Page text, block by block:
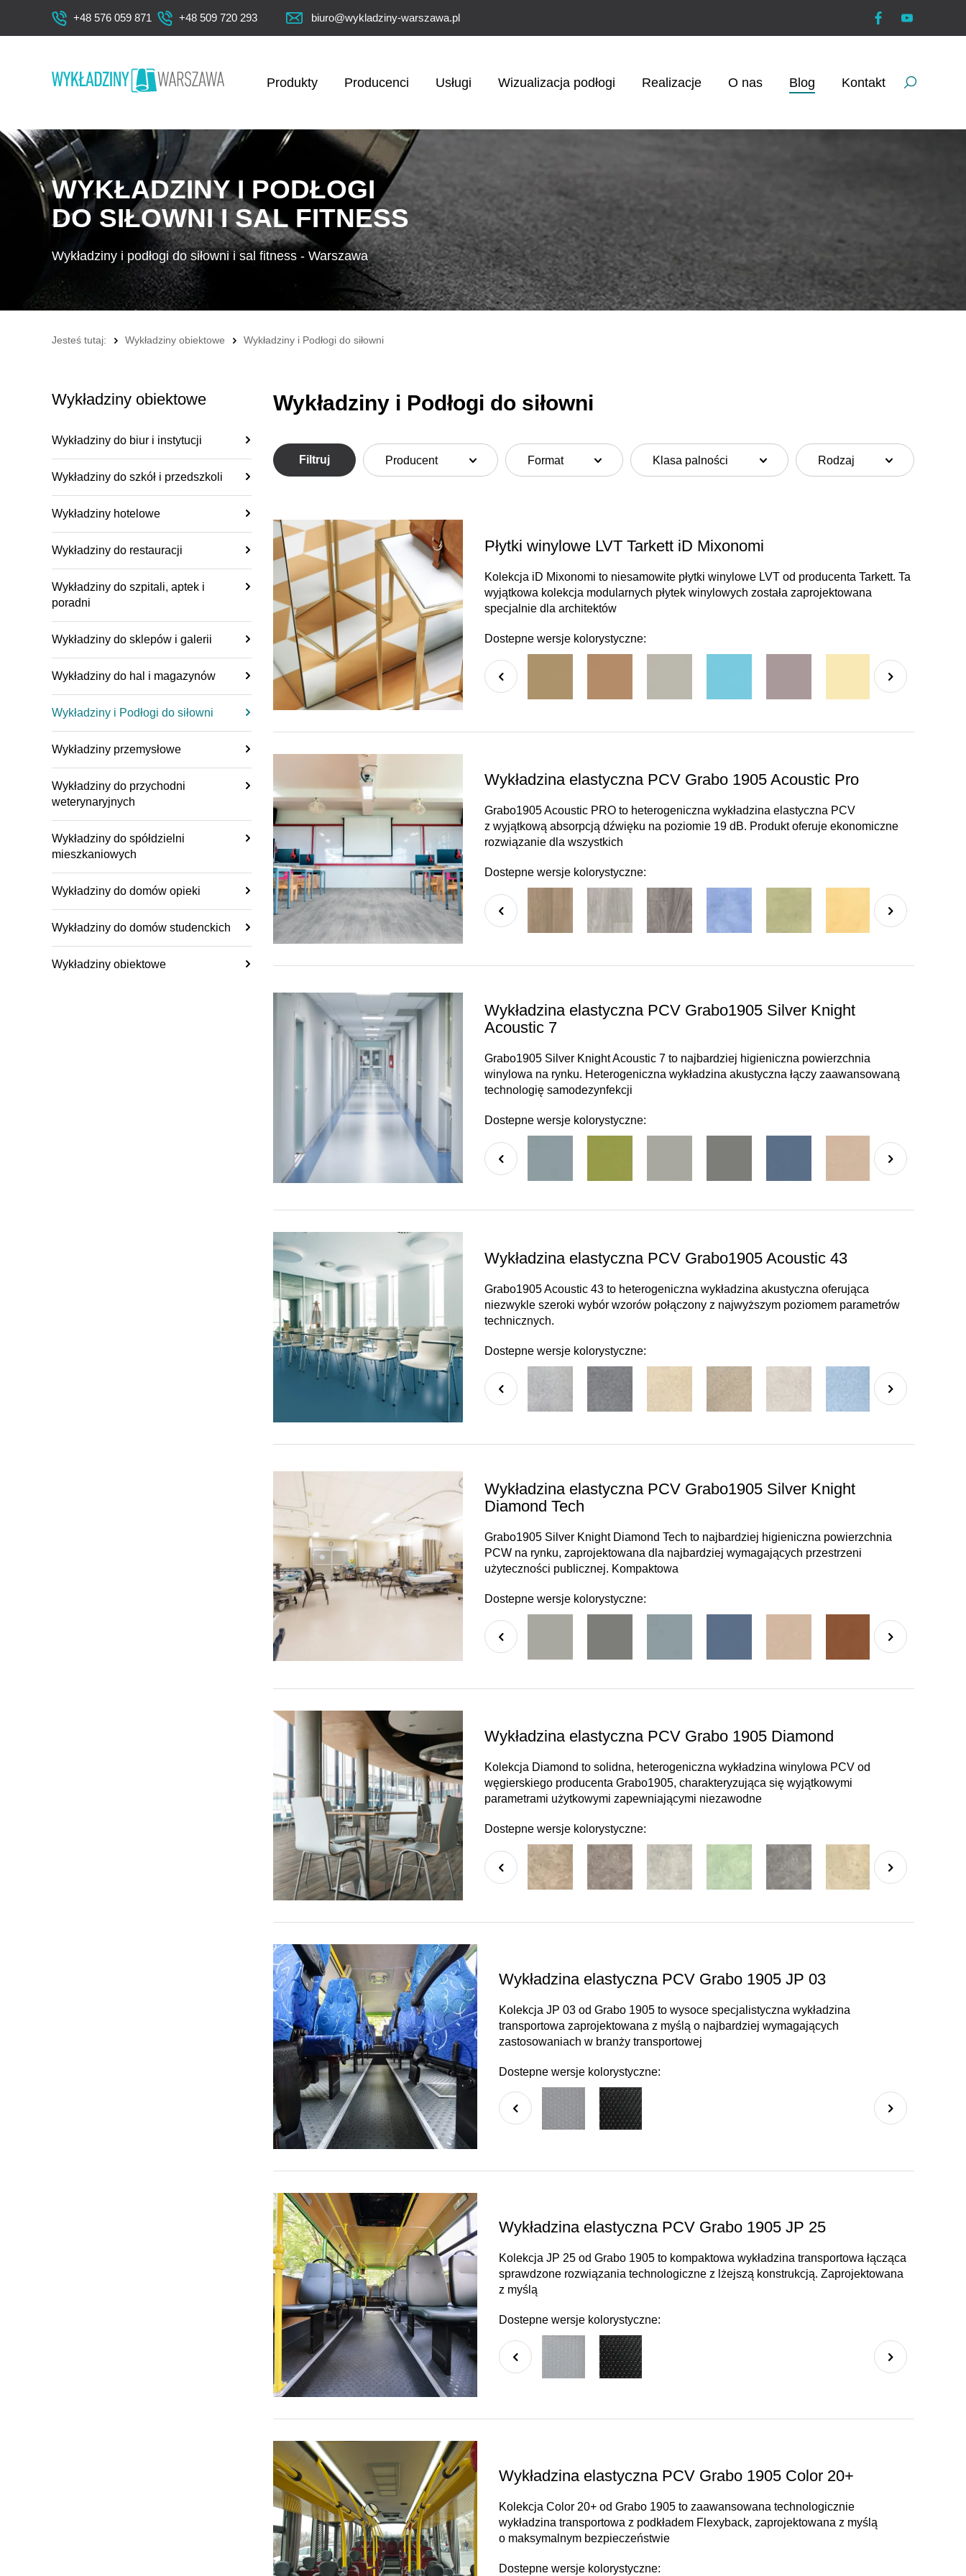
+48 576 059 871 +48 509 720 293 biuro@wykladziny-warszawa.pl
Produkty Producenci Usługi Wizualizacja podłogi Realizacje O nas Blog Kontakt
WYKŁADZINY I PODŁOGI
DO SIŁOWNI I SAL FITNESS
Wykładziny i podłogi do siłowni i sal fitness - Warszawa
Jesteś tutaj: Wykładziny obiektowe Wykładziny i Podłogi do siłowni
Wykładziny obiektowe
Wykładziny do biur i instytucji
Wykładziny do szkół i przedszkoli
Wykładziny hotelowe
Wykładziny do restauracji
Wykładziny do szpitali, aptek i
poradni
Wykładziny do sklepów i galerii
Wykładziny do hal i magazynów
Wykładziny i Podłogi do siłowni
Wykładziny przemysłowe
Wykładziny do przychodni
weterynaryjnych
Wykładziny do spółdzielni
mieszkaniowych
Wykładziny do domów opieki
Wykładziny do domów studenckich
Wykładziny obiektowe
Wykładziny i Podłogi do siłowni
Filtruj Producent Format Klasa palności Rodzaj
Płytki winylowe LVT Tarkett iD Mixonomi
Kolekcja iD Mixonomi to niesamowite płytki winylowe LVT od producenta Tarkett. Ta
wyjątkowa kolekcja modularnych płytek winylowych została zaprojektowana
specjalnie dla architektów
Dostepne wersje kolorystyczne:
Wykładzina elastyczna PCV Grabo 1905 Acoustic Pro
Grabo1905 Acoustic PRO to heterogeniczna wykładzina elastyczna PCV
z wyjątkową absorpcją dźwięku na poziomie 19 dB. Produkt oferuje ekonomiczne
rozwiązanie dla wszystkich
Dostepne wersje kolorystyczne:
Wykładzina elastyczna PCV Grabo1905 Silver Knight
Acoustic 7
Grabo1905 Silver Knight Acoustic 7 to najbardziej higieniczna powierzchnia
winylowa na rynku. Heterogeniczna wykładzina akustyczna łączy zaawansowaną
technologię samodezynfekcji
Dostepne wersje kolorystyczne:
Wykładzina elastyczna PCV Grabo1905 Acoustic 43
Grabo1905 Acoustic 43 to heterogeniczna wykładzina akustyczna oferująca
niezwykle szeroki wybór wzorów połączony z najwyższym poziomem parametrów
technicznych.
Dostepne wersje kolorystyczne:
Wykładzina elastyczna PCV Grabo1905 Silver Knight
Diamond Tech
Grabo1905 Silver Knight Diamond Tech to najbardziej higieniczna powierzchnia
PCW na rynku, zaprojektowana dla najbardziej wymagających przestrzeni
użyteczności publicznej. Kompaktowa
Dostepne wersje kolorystyczne:
Wykładzina elastyczna PCV Grabo 1905 Diamond
Kolekcja Diamond to solidna, heterogeniczna wykładzina winylowa PCV od
węgierskiego producenta Grabo1905, charakteryzująca się wyjątkowymi
parametrami użytkowymi zapewniającymi niezawodne
Dostepne wersje kolorystyczne:
Wykładzina elastyczna PCV Grabo 1905 JP 03
Kolekcja JP 03 od Grabo 1905 to wysoce specjalistyczna wykładzina
transportowa zaprojektowana z myślą o najbardziej wymagających
zastosowaniach w branży transportowej
Dostepne wersje kolorystyczne:
Wykładzina elastyczna PCV Grabo 1905 JP 25
Kolekcja JP 25 od Grabo 1905 to kompaktowa wykładzina transportowa łącząca
sprawdzone rozwiązania technologiczne z lżejszą konstrukcją. Zaprojektowana
z myślą
Dostepne wersje kolorystyczne:
Wykładzina elastyczna PCV Grabo 1905 Color 20+
Kolekcja Color 20+ od Grabo 1905 to zaawansowana technologicznie
wykładzina transportowa z podkładem Flexyback, zaprojektowana z myślą
o maksymalnym bezpieczeństwie
Dostepne wersje kolorystyczne: